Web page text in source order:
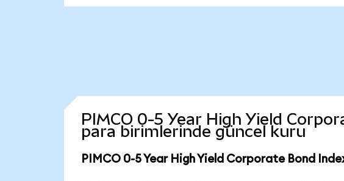
PIMCO 0-5 Year High Yield
para birimlerinde güncel kuru
PIMCO 0-5 Year High Yield Corporate Bond